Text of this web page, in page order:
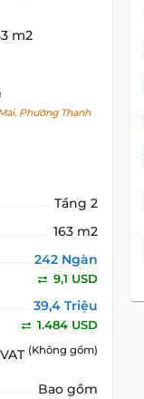
m2
Phường Thạnh
Tầng 2
163 m2
242 Ngàn
9,1 USD
39,4 Triệu
1.484 USD
(Không gồm)
Bao gồm